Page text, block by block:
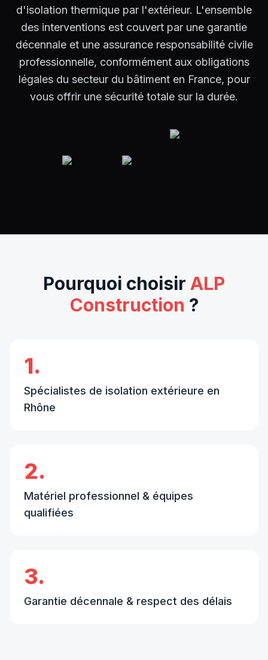
d'isolation thermique par l'extérieur. L'ensemble
des interventions est couvert par une garantie
décennale et une assurance responsabilité civile
professionnelle, conformément aux obligations
légales du secteur du bâtiment en France, pour
vous offrir une sécurité totale sur la durée.
Pourquoi choisir ALP
Construction ?
1.
Spécialistes de isolation extérieure en
Rhône
2.
Matériel professionnel & équipes
qualifiées
3.
Garantie décennale & respect des délais